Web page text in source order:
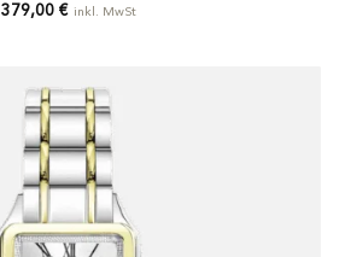
379,00 € inkl. MwSt